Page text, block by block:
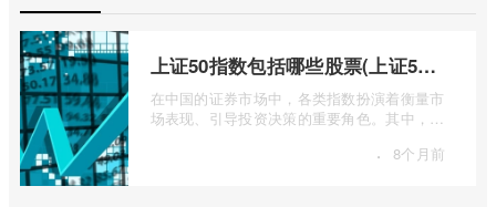
上证50指数包括哪些股票(上证50指数包含哪些股票)
在中国的证券市场中，各类指数扮演着衡量市
场表现、引导投资决策的重要角色。其中，上
· 8个月前